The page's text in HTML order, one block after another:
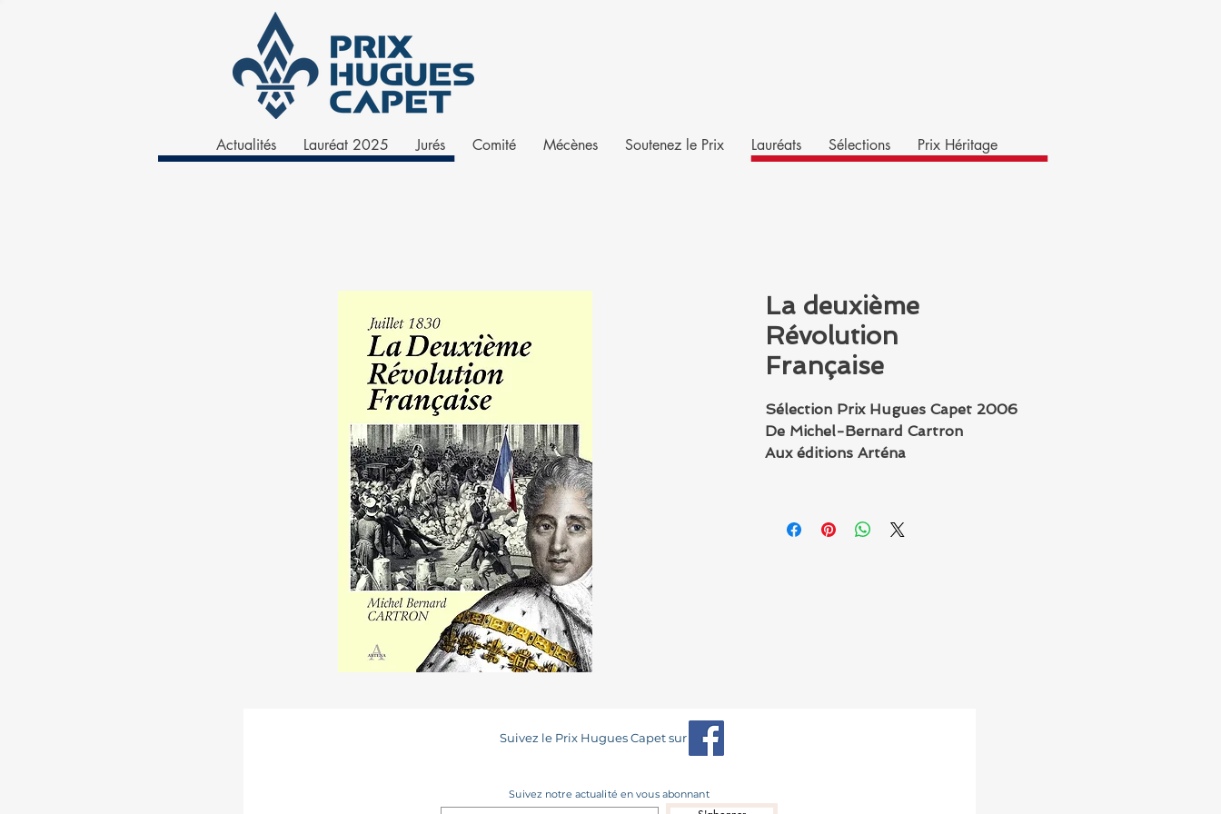
Actualités Lauréat 2025 Jurés Comité Mécènes Soutenez le Prix Lauréats Sélections Prix Héritage
La deuxième
Révolution
Française
Sélection Prix Hugues Capet 2006
De Michel-Bernard Cartron
Aux éditions Arténa
Suivez le Prix Hugues Capet sur
Suivez notre actualité en vous abonnant